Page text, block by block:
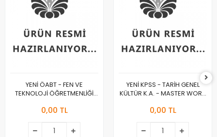
YENİ ÖABT - FEN VE
TEKNOLOJİ ÖĞRETMENLİĞİ
0,00 TL
YENİ KPSS - TARİH GENEL
KÜLTÜR K.A. - MASTER WORK
0,00 TL